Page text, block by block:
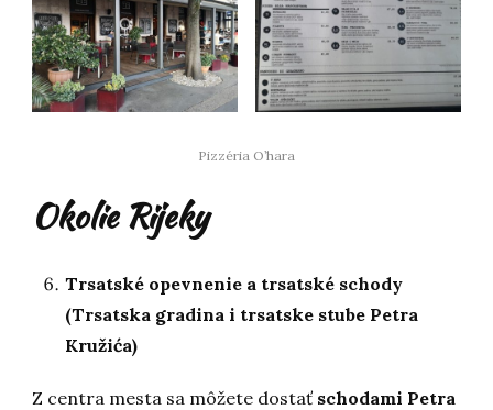
Pizzéria O’hara
Okolie Rijeky
Trsatské opevnenie a trsatské schody
(Trsatska gradina i trsatske stube Petra
Kružića)
Z centra mesta sa môžete dostať schodami Petra